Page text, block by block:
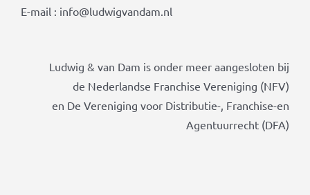
E-mail : info@ludwigvandam.nl
Ludwig & van Dam is onder meer aangesloten bij
de Nederlandse Franchise Vereniging (NFV)
en De Vereniging voor Distributie-, Franchise-en
Agentuurrecht (DFA)